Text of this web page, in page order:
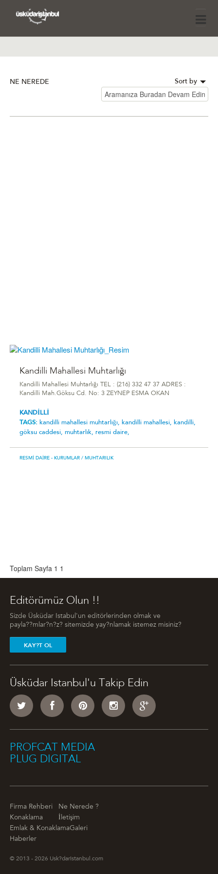
NE NEREDE Sort by
Kandilli Mahallesi Muhtarlığı
Kandilli Mahallesi Muhtarlığı TEL : (216) 332 47 37 ADRES :
Kandilli Mah.Göksu Cd. No: 3 ZEYNEP ESMA OKAN
KANDİLLİ
TAGS: kandilli mahallesi muhtarlığı, kandilli mahallesi, kandilli,
göksu caddesi, muhtarlık, resmi daire,
RESMI DAIRE - KURUMLAR / MUHTARILIK
Toplam Sayfa 1 1
Editörümüz Olun !!
Sizde Üsküdar Istabul'un editörlerinden olmak ve
payla??mlar?n?z? sitemizde yay?nlamak istemez misiniz?
KAY?T OL
Üsküdar Istanbul'u Takip Edin
PROFCAT MEDIA
PLUG DIGITAL
Firma Rehberi
Ne Nerede ?
Konaklama
İletişim
Emlak & KonaklamaGaleri
Haberler
© 2013 - 2026 Usk?darIstanbul.com